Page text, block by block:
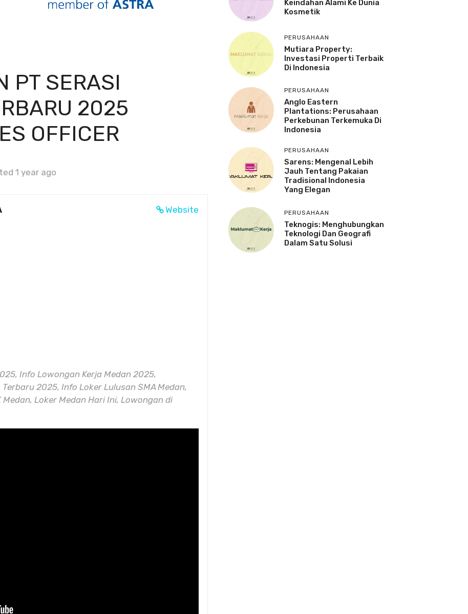
PT SERASI
2025
OFFICER
1 year ago
Website
Info Lowongan Kerja Medan 2025,
2025, Info Loker Lulusan SMA Medan,
Loker Medan Hari Ini, Lowongan di
Keindahan Alami Ke Dunia
Kosmetik
PERUSAHAAN
Mutiara Property:
Investasi Properti Terbaik
Di Indonesia
PERUSAHAAN
Anglo Eastern
Plantations: Perusahaan
Perkebunan Terkemuka Di
Indonesia
PERUSAHAAN
Sarens: Mengenal Lebih
Jauh Tentang Pakaian
Tradisional Indonesia
Yang Elegan
PERUSAHAAN
Teknogis: Menghubungkan
Teknologi Dan Geografi
Dalam Satu Solusi